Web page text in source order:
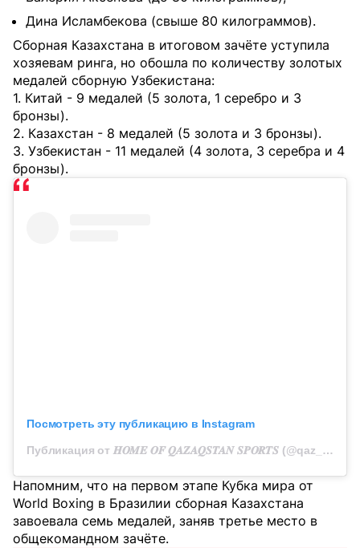
Дина Исламбекова (свыше 80 килограммов).
Сборная Казахстана в итоговом зачёте уступила
хозяевам ринга, но обошла по количеству золотых
медалей сборную Узбекистана:
1. Китай - 9 медалей (5 золота, 1 серебро и 3
бронзы).
2. Казахстан - 8 медалей (5 золота и 3 бронзы).
3. Узбекистан - 11 медалей (4 золота, 3 серебра и 4
бронзы).
Посмотреть эту публикацию в Instagram
Публикация от 𝑯𝑶𝑴𝑬 𝑶𝑭 𝑸𝑨𝒁𝑨𝑸𝑺𝑻𝑨𝑵 𝑺𝑷𝑶𝑹𝑻𝑺 (@qaz_team_official)
Напомним, что на первом этапе Кубка мира от
World Boxing в Бразилии сборная Казахстана
завоевала семь медалей, заняв третье место в
общекомандном зачёте.